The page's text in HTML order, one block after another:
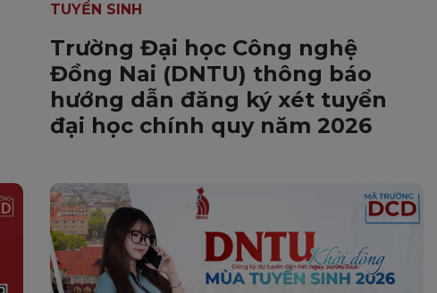
TUYỂN SINH
Trường Đại học Công nghệ
Đồng Nai (DNTU) thông báo
hướng dẫn đăng ký xét tuyển
đại học chính quy năm 2026